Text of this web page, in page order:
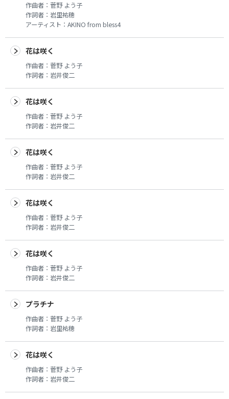
作曲者： 菅野 よう子
作詞者： 岩里祐穂
アーティスト： AKINO from bless4
花は咲く
作曲者： 菅野 よう子
作詞者： 岩井俊二
花は咲く
作曲者： 菅野 よう子
作詞者： 岩井俊二
花は咲く
作曲者： 菅野 よう子
作詞者： 岩井俊二
花は咲く
作曲者： 菅野 よう子
作詞者： 岩井俊二
花は咲く
作曲者： 菅野 よう子
作詞者： 岩井俊二
プラチナ
作曲者： 菅野 よう子
作詞者： 岩里祐穂
花は咲く
作曲者： 菅野 よう子
作詞者： 岩井俊二